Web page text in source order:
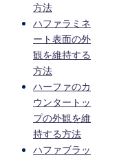
方法
ハファラミネ
ート表面の外
観を維持する
方法
ハーファのカ
ウンタートッ
プの外観を維
持する方法
ハファブラッ